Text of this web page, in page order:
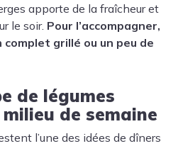
apporte de la fraîcheur et
le soir. Pour l’accompagner,
grillé ou un peu de
de légumes
de semaine
l’une des idées de dîners